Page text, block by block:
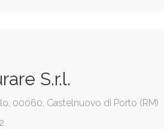
S.r.l.
00060, Castelnuovo di Porto (RM)